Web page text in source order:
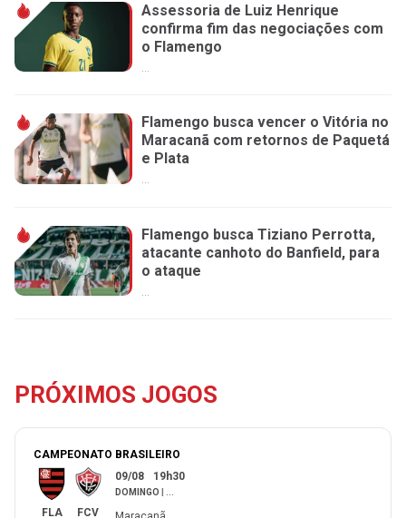
Assessoria de Luiz Henrique
confirma fim das negociações com
o Flamengo
Flamengo busca vencer o Vitória no
Maracanã com retornos de Paquetá
e Plata
...
Flamengo busca Tiziano Perrotta,
atacante canhoto do Banfield, para
o ataque
PRÓXIMOS JOGOS
CAMPEONATO BRASILEIRO
FLA FCV
09/08 19h30
DOMINGO